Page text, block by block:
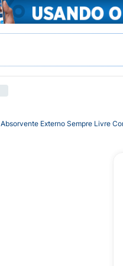
Absorvente Externo Sempre Livre